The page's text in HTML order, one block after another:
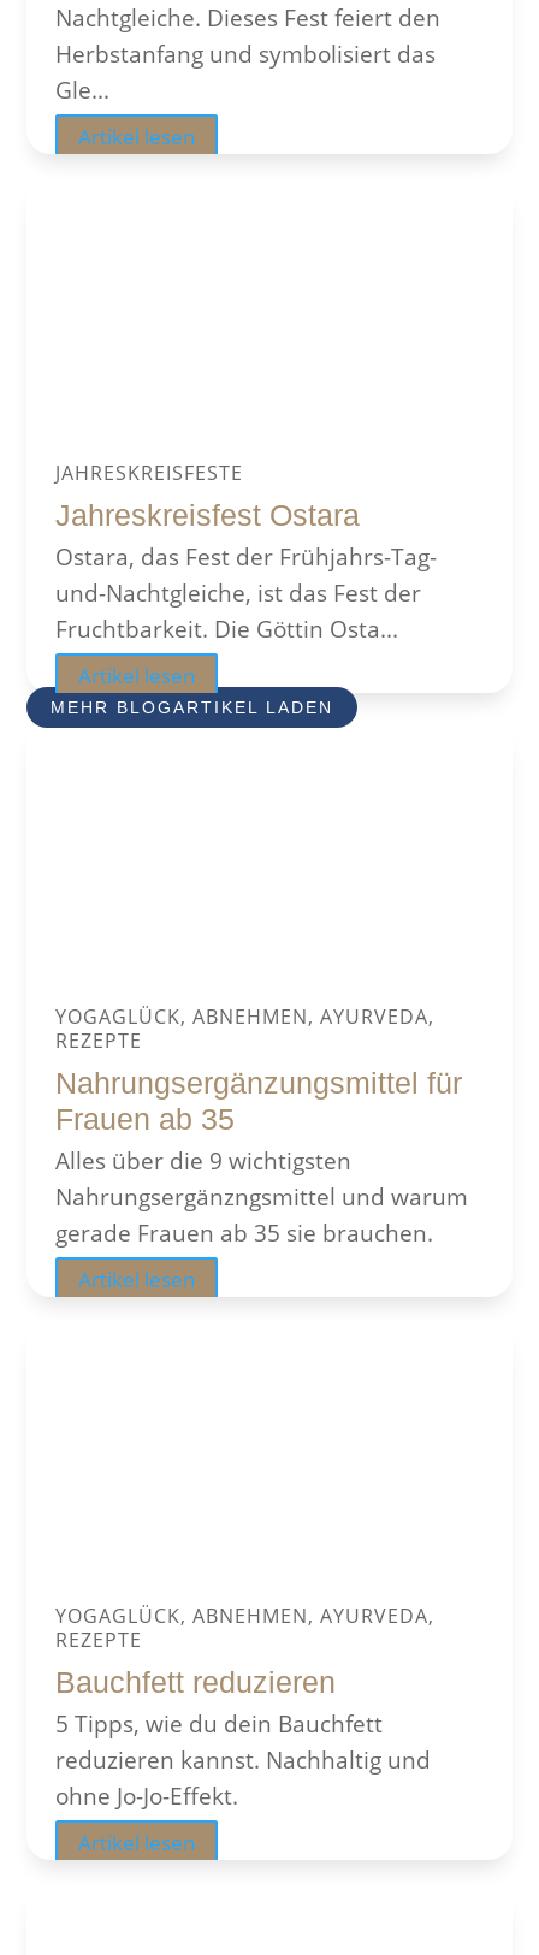
Nachtgleiche. Dieses Fest feiert den
Herbstanfang und symbolisiert das
Gle...
Artikel lesen
JAHRESKREISFESTE
Jahreskreisfest Ostara
Ostara, das Fest der Frühjahrs-Tag-
und-Nachtgleiche, ist das Fest der
Fruchtbarkeit. Die Göttin Osta...
Artikel lesen
MEHR BLOGARTIKEL LADEN
YOGAGLÜCK, ABNEHMEN, AYURVEDA,
REZEPTE
Nahrungsergänzungsmittel für
Frauen ab 35
Alles über die 9 wichtigsten
Nahrungsergänzngsmittel und warum
gerade Frauen ab 35 sie brauchen.
Artikel lesen
YOGAGLÜCK, ABNEHMEN, AYURVEDA,
REZEPTE
Bauchfett reduzieren
5 Tipps, wie du dein Bauchfett
reduzieren kannst. Nachhaltig und
ohne Jo-Jo-Effekt.
Artikel lesen